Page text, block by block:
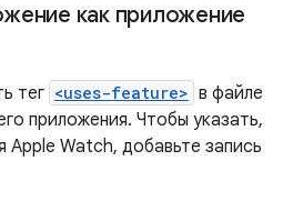
как приложение
тег <uses-feature> в файле
приложения. Чтобы указать,
Apple Watch, добавьте запись